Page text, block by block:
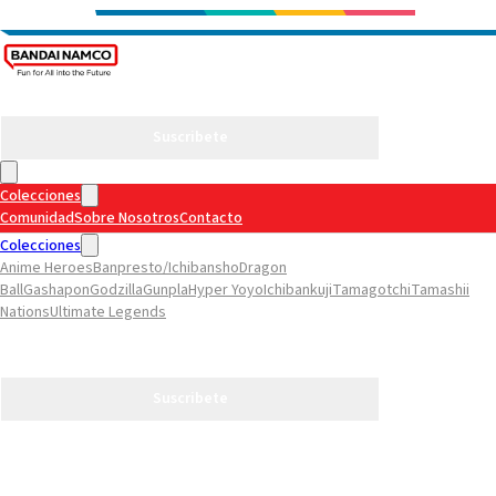
Colecciones
ComunidadSobre NosotrosContacto
Colecciones
Anime HeroesBanpresto/IchibanshoDragon
BallGashaponGodzillaGunplaHyper YoyoIchibankujiTamagotchiTamashii
NationsUltimate Legends